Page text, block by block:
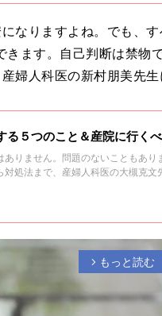
なりますよね。でも、
ます。自己判断は禁物
婦人科医の新村朋美先生
５つのこと＆産院に行く
りません。問題のないこともあり
処法まで、産婦人科医の大槻克文
arrow_forward_ios もっと読む